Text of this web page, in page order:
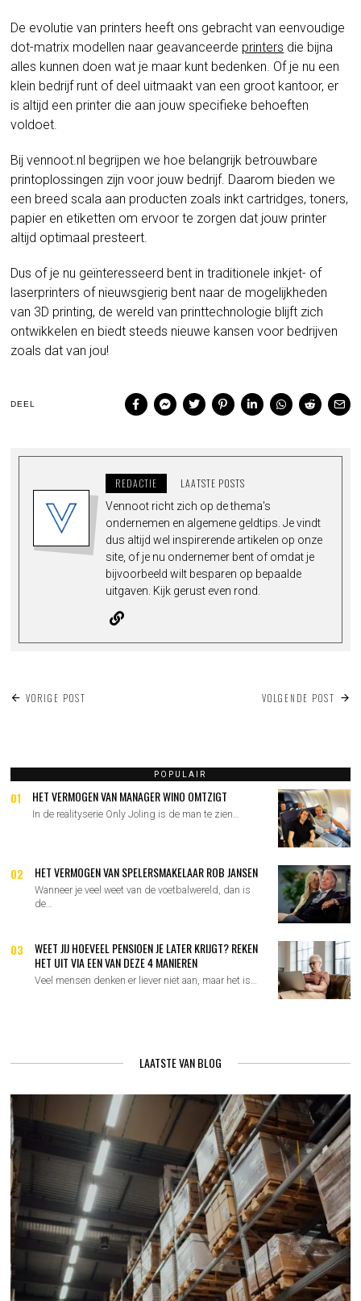
De evolutie van printers heeft ons gebracht van eenvoudige
dot-matrix modellen naar geavanceerde printers die bijna
alles kunnen doen wat je maar kunt bedenken. Of je nu een
klein bedrijf runt of deel uitmaakt van een groot kantoor, er
is altijd een printer die aan jouw specifieke behoeften
voldoet.
Bij vennoot.nl begrijpen we hoe belangrijk betrouwbare
printoplossingen zijn voor jouw bedrijf. Daarom bieden we
een breed scala aan producten zoals inkt cartridges, toners,
papier en etiketten om ervoor te zorgen dat jouw printer
altijd optimaal presteert.
Dus of je nu geïnteresseerd bent in traditionele inkjet- of
laserprinters of nieuwsgierig bent naar de mogelijkheden
van 3D printing, de wereld van printtechnologie blijft zich
ontwikkelen en biedt steeds nieuwe kansen voor bedrijven
zoals dat van jou!
DEEL
REDACTIE LAATSTE POSTS
Vennoot richt zich op de thema's
ondernemen en algemene geldtips. Je vindt
dus altijd wel inspirerende artikelen op onze
site, of je nu ondernemer bent of omdat je
bijvoorbeeld wilt besparen op bepaalde
uitgaven. Kijk gerust even rond.
BERICHT
VORIGE POST VOLGENDE POST
POPULAIR
01 HET VERMOGEN VAN MANAGER WINO OMTZIGT
In de realityserie Only Joling is de man te zien…
02 HET VERMOGEN VAN SPELERSMAKELAAR ROB JANSEN
Wanneer je veel weet van de voetbalwereld, dan is
de…
03
WEET JIJ HOEVEEL PENSIOEN JE LATER KRIJGT? REKEN
HET UIT VIA EEN VAN DEZE 4 MANIEREN
Veel mensen denken er liever niet aan, maar het is…
LAATSTE VAN BLOG